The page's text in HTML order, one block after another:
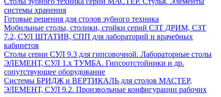
системы хранения
Готовые решения для столов зубного техника
Мобильные столы, столики, стойки серий СЗТ ДРИМ, СЗТ
7.2, СУЛ ШТАТИВ, СПП для лабораторий и врачебных
кабинетов
Столы серии СУЛ 9.3 для гипсовочной. Лабораторные столы
ЭЛЕМЕНТ, СУЛ 1.х ТУМБА. Гипсоотстойники и др.
сопутствующее оборудование
Системы БРИДЖ и ВЕРТИКАЛЬ для столов МАСТЕР,
ЭЛЕМЕНТ, СУЛ 9.2. Произвольные конфигурации рабочих